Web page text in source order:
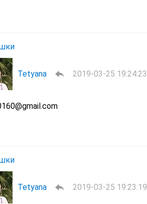
Tetyana 2019-03-25 19:24:23
Tetyana 2019-03-25 19:23:19